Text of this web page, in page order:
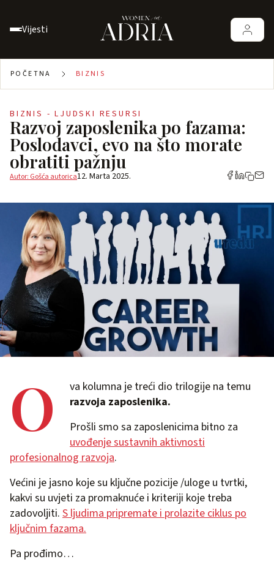
Vijesti
POČETNA BIZNIS
BIZNIS - LJUDSKI RESURSI
Razvoj zaposlenika po fazama:
Poslodavci, evo na što morate
obratiti pažnju
Autor: Gošća autorica12. Marta 2025.
O
va kolumna je treći dio trilogije na temu
razvoja zaposlenika.
Prošli smo sa zaposlenicima bitno za
uvođenje sustavnih aktivnosti
profesionalnog razvoja.
Većini je jasno koje su ključne pozicije /uloge u tvrtki,
kakvi su uvjeti za promaknuće i kriteriji koje treba
zadovoljiti. S ljudima pripremate i prolazite ciklus po
ključnim fazama.
Pa prođimo…